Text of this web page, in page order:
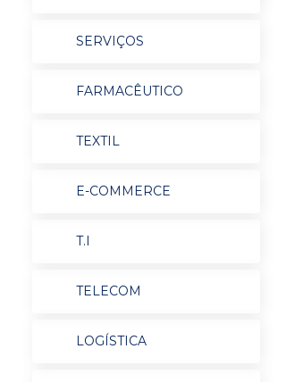
SERVIÇOS
FARMACÊUTICO
TEXTIL
E-COMMERCE
T.I
TELECOM
LOGÍSTICA